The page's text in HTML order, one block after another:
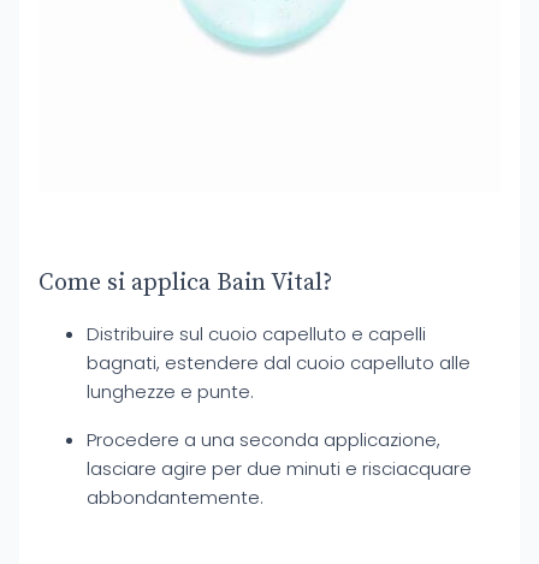
Come si applica Bain Vital?
Distribuire sul cuoio capelluto e capelli
bagnati, estendere dal cuoio capelluto alle
lunghezze e punte.
Procedere a una seconda applicazione,
lasciare agire per due minuti e risciacquare
abbondantemente.